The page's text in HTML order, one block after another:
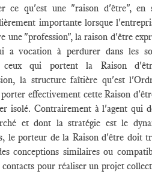
ce qu'est une "raison d'être", en
importante lorsque
une "profession", la raison d'être
a vocation à perdurer dans les
ceux qui portent la Raison
la structure faîtière qu'est
effectivement cette Raison
isolé. Contrairement à l'agent qui
et dont la stratégie est le
le porteur de la Raison d'être doit
conceptions similaires ou
contacts pour réaliser un projet